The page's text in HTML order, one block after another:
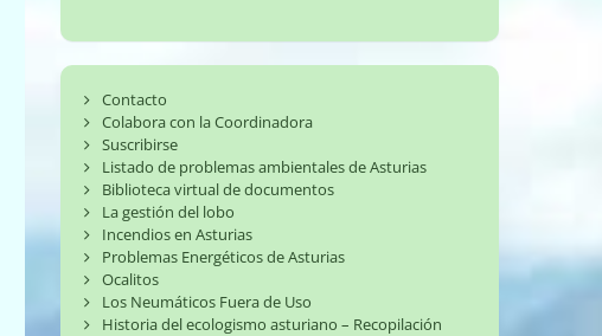
Contacto
Colabora con la Coordinadora
Suscribirse
Listado de problemas ambientales de Asturias
Biblioteca virtual de documentos
La gestión del lobo
Incendios en Asturias
Problemas Energéticos de Asturias
Ocalitos
Los Neumáticos Fuera de Uso
Historia del ecologismo asturiano – Recopilación